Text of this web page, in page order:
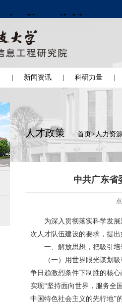
新闻资讯 科研力量
人才政策 首页>人力资
中共广东省
为深入贯彻落实科学发展
次人才队伍建设的要求，提
一、解放思想，把吸引培
（一）用世界眼光谋划吸
争日趋激烈条件下制胜的核
实现“坚持面向世界，服务全
中国特色社会主义的先行地”